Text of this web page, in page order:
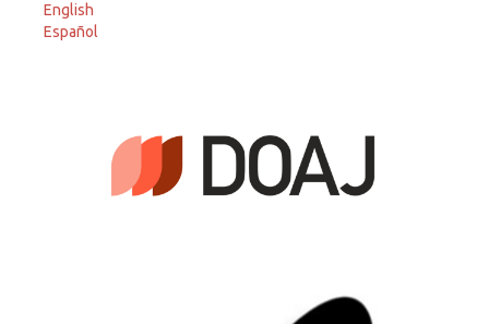
English
Español